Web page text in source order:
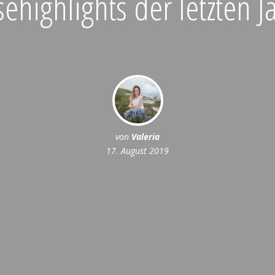
von Valeria
17. August 2019